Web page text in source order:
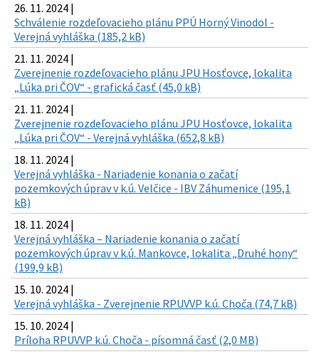
26. 11. 2024 |
Schválenie rozdeľovacieho plánu PPÚ Horný Vinodol -
Verejná vyhláška (185,2 kB)
21. 11. 2024 |
Zverejnenie rozdeľovacieho plánu JPU Hosťovce, lokalita
„Lúka pri ČOV“ - grafická časť (45,0 kB)
21. 11. 2024 |
Zverejnenie rozdeľovacieho plánu JPU Hosťovce, lokalita
„Lúka pri ČOV“ - Verejná vyhláška (652,8 kB)
18. 11. 2024 |
Verejná vyhláška - Nariadenie konania o začatí
pozemkových úprav v k.ú. Velčice - IBV Záhumenice (195,1
kB)
18. 11. 2024 |
Verejná vyhláška – Nariadenie konania o začatí
pozemkových úprav v k.ú. Mankovce, lokalita „Druhé hony“
(199,9 kB)
15. 10. 2024 |
Verejná vyhláška - Zverejnenie RPUVVP k.ú. Choča (74,7 kB)
15. 10. 2024 |
Príloha RPUVVP k.ú. Choča - písomná časť (2,0 MB)